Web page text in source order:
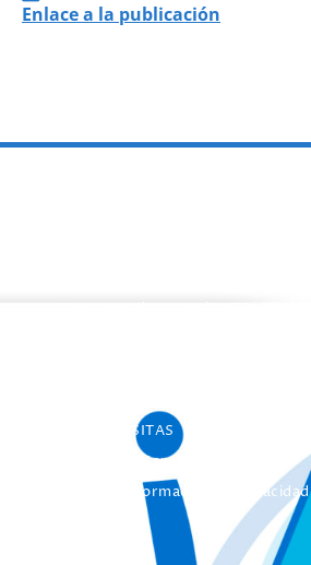
Enlace a la publicación
UNIdiVERSITAS
Formación Continua
Servicio Información Discapacidad
Infoautismo